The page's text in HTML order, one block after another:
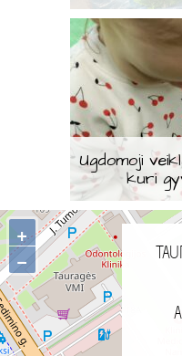
Ugdomoji
kuri
+
−